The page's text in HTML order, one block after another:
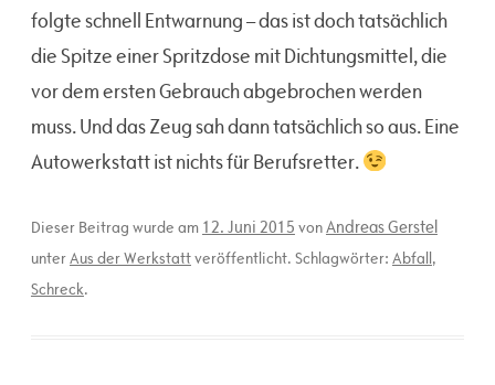
folgte schnell Entwarnung – das ist doch tatsächlich
die Spitze einer Spritzdose mit Dichtungsmittel, die
vor dem ersten Gebrauch abgebrochen werden
muss. Und das Zeug sah dann tatsächlich so aus. Eine
Autowerkstatt ist nichts für Berufsretter.
Dieser Beitrag wurde am 12. Juni 2015 vonAndreas Gerstel
unterAus der Werkstattveröffentlicht. Schlagwörter: Abfall,
Schreck.